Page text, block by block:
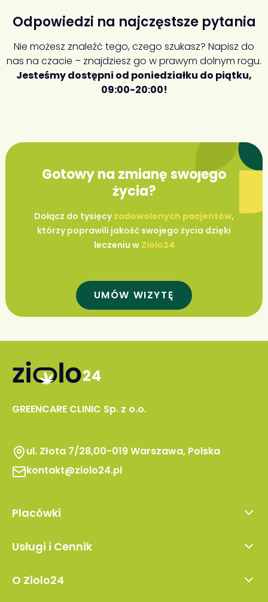
Odpowiedzi na najczęstsze pytania
Nie możesz znaleźć tego, czego szukasz? Napisz do
nas na czacie – znajdziesz go w prawym dolnym rogu.
Jesteśmy dostępni od poniedziałku do piątku,
09:00-20:00!
Gotowy na zmianę swojego
życia?
Dołącz do tysięcyzadowolonych pacjentów,
którzy poprawili jakość swojego życia dzięki
leczeniu w Ziolo24
UMÓW WIZYTĘ
GREENCARE CLINIC Sp. z o.o.
ul. Złota 7/28,00-019 Warszawa, Polska
kontakt@ziolo24.pl
Placówki
Lublin
Kraków
Usługi i Cennik
Wizyta kontrolna
O Ziolo24